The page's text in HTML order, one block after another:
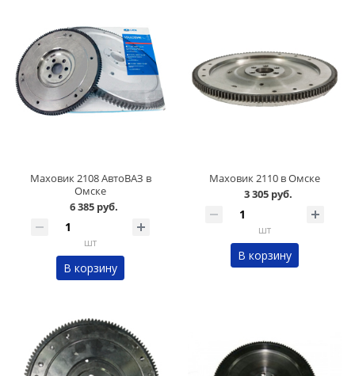
Маховик 2108 АвтоВАЗ в
Омске
6 385 руб.
шт
В корзину
Маховик 2110 в Омске
3 305 руб.
шт
В корзину